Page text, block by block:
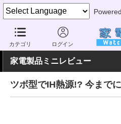
カテゴリ ログイン
家電 Watch ヘルスケア 美容家
家電製品ミニレビュー
ツボ型でIH熱源!? 今まで